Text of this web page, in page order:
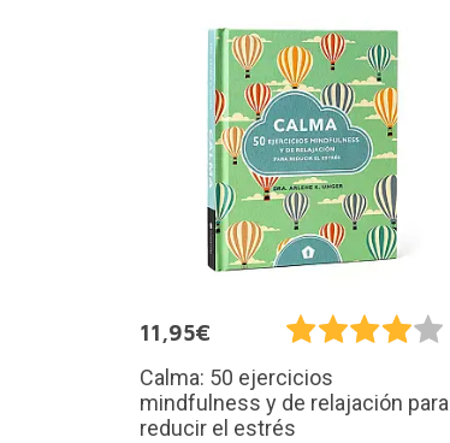
11,95€
Calma: 50 ejercicios
mindfulness y de relajación para
reducir el estrés